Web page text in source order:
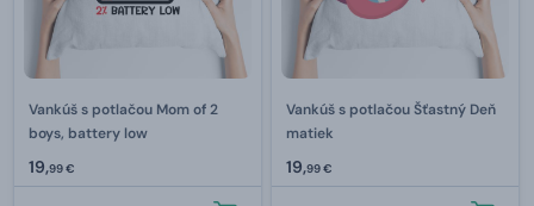
Vankúš s potlačou Mom of 2
boys, battery low
19,99 €
Vankúš s potlačou Šťastný Deň
matiek
19,99 €